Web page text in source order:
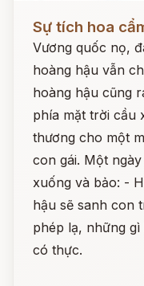
Sự tích hoa
Vương quốc nọ,
hoàng hậu vẫn
hoàng hậu cũng
phía mặt trời cầu
thương cho một
con gái. Một
xuống và bảo: -
hậu sẽ sanh con
phép lạ, những
có thực.